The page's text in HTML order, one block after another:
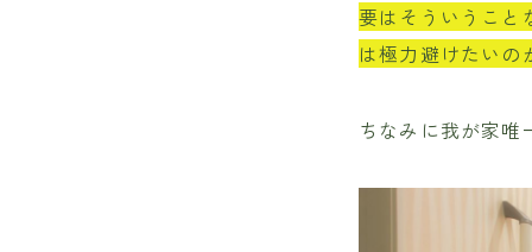
要はそういうこと
は極力避けたいの
ちなみに我が家唯